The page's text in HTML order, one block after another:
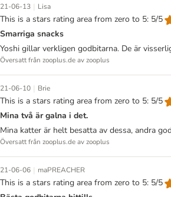
21-06-13 | Lisa
This is a stars rating area from zero to 5: 5/5
Smarriga snacks
Yoshi gillar verkligen godbitarna. De är
Översatt från zooplus.de av zooplus
21-06-10 | Brie
This is a stars rating area from zero to 5: 5/5
Mina två är galna i det.
Mina katter är helt besatta av dessa, andra
Översatt från zooplus.de av zooplus
21-06-06 | maPREACHER
This is a stars rating area from zero to 5: 5/5